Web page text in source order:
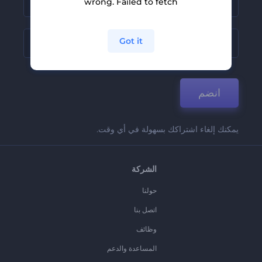
انضم
يمكنك إلغاء اشتراكك بسهولة في أي وقت.
الشركة
حولنا
اتصل بنا
وظائف
المساعدة والدعم
Got it